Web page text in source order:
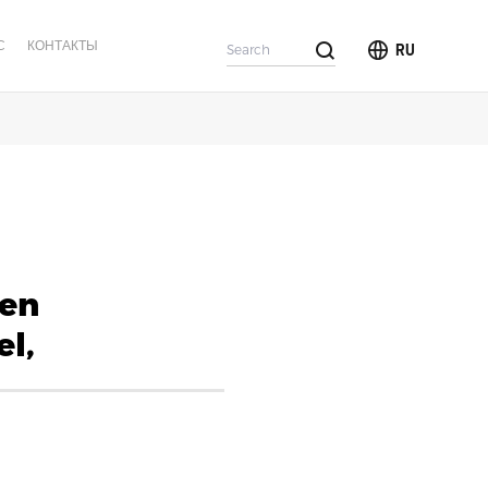
КОНТАКТЫ RU